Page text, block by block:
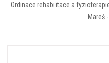
Ordinace rehabilitace a
Mareš